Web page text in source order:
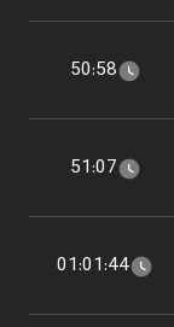
50:58
51:07
01:01:44